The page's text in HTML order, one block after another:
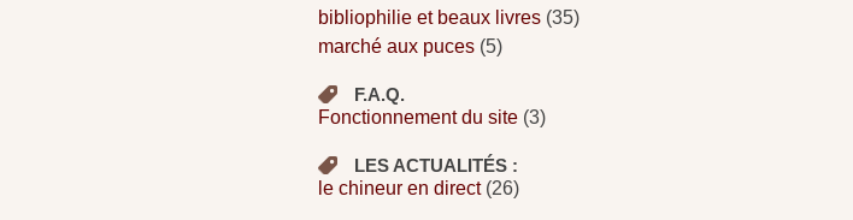
bibliophilie et beaux livres (35)
marché aux puces (5)
F.A.Q.
Fonctionnement du site (3)
LES ACTUALITÉS :
le chineur en direct(26)